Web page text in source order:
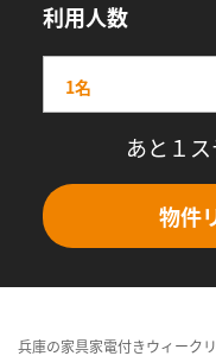
利用人数
あと１
物件
兵庫の家具家電付きウィーク